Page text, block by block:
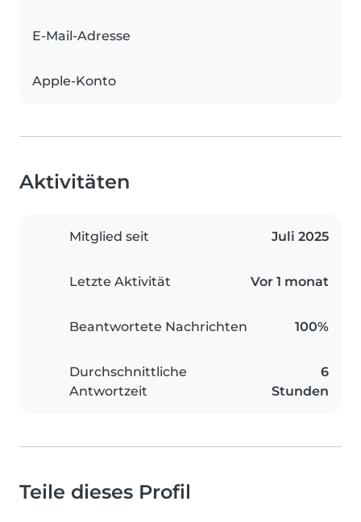
E-Mail-Adresse
Apple-Konto
Aktivitäten
Mitglied seit Juli 2025
Letzte Aktivität Vor 1 monat
Beantwortete Nachrichten 100%
Durchschnittliche
Antwortzeit
6
Stunden
Teile dieses Profil